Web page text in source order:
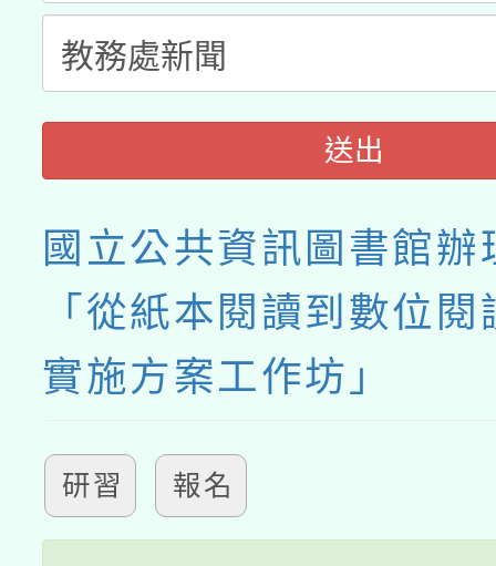
送出
國立公共資訊圖書館
「從紙本閱讀到數位
實施方案工作坊」
研習 報名